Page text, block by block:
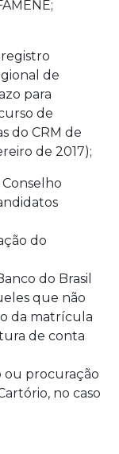
de
para
de
do CRM de
de 2017);
do
do Brasil
que não
da matrícula
de conta
ou procuração
no caso